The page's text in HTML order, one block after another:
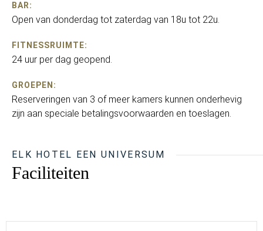
BAR:
Open van donderdag tot zaterdag van 18u tot 22u.
FITNESSRUIMTE:
24 uur per dag geopend.
GROEPEN:
Reserveringen van 3 of meer kamers kunnen onderhevig
zijn aan speciale betalingsvoorwaarden en toeslagen.
ELK HOTEL EEN UNIVERSUM
Faciliteiten